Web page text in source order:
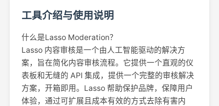
工具介绍与使用说明
什么是Lasso Moderation？
Lasso 内容审核是一个由人工智能驱动的解决方
案，旨在简化内容审核流程。它提供一个直观的仪
表板和无缝的 API 集成，提供一个完整的审核解决
方案，开箱即用。Lasso 帮助保护品牌，保障用户
体验，通过可扩展且成本有效的方式去除有害内